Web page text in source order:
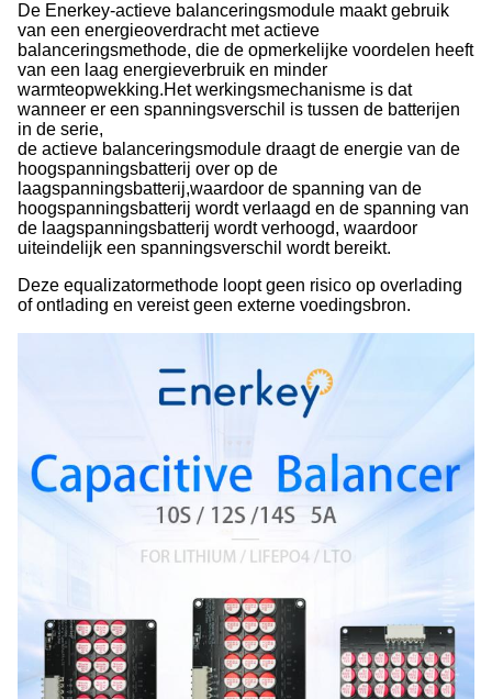
De Enerkey-actieve balanceringsmodule maakt gebruik
van een energieoverdracht met actieve
balanceringsmethode, die de opmerkelijke voordelen heeft
van een laag energieverbruik en minder
warmteopwekking.Het werkingsmechanisme is dat
wanneer er een spanningsverschil is tussen de batterijen
in de serie,
de actieve balanceringsmodule draagt de energie van de
hoogspanningsbatterij over op de
laagspanningsbatterij,waardoor de spanning van de
hoogspanningsbatterij wordt verlaagd en de spanning van
de laagspanningsbatterij wordt verhoogd, waardoor
uiteindelijk een spanningsverschil wordt bereikt.
Deze equalizatormethode loopt geen risico op overlading
of ontlading en vereist geen externe voedingsbron.